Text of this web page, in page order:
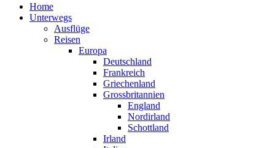
Home
Unterwegs
Ausflüge
Reisen
Europa
Deutschland
Frankreich
Griechenland
Grossbritannien
England
Nordirland
Schottland
Irland